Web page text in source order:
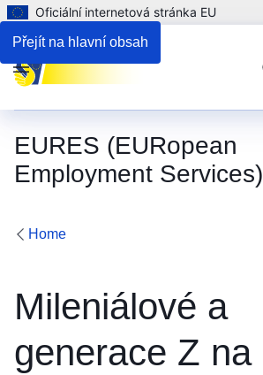
Přejít na hlavní obsah
Oficiální internetová stránka EU
EURES (EURopean
Employment Services)
Menu
Home
Mileniálové a
generace Z na